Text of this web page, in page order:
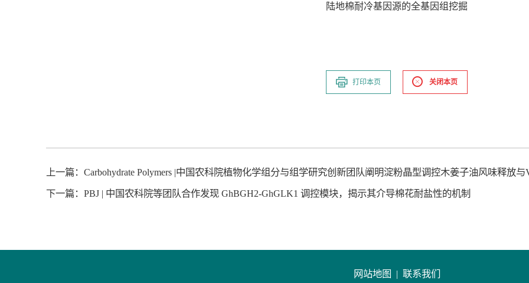
陆地棉耐冷基因源的全基因组挖掘
打印本页 关闭本页
上一篇： Carbohydrate Polymers |中国农科院植物化学组分与组学研究创新团队阐明淀粉晶型调控木姜子油风味释放
下一篇： PBJ | 中国农科院等团队合作发现 GhBGH2-GhGLK1 调控模块，揭示其介导棉花耐盐性的机制
网站地图 | 联系我们